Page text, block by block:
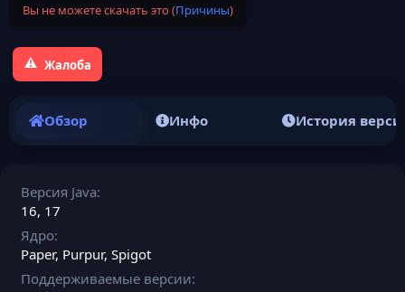
Вы не можете скачать это (Причины)
Жалоба
Обзор Инфо История
Версия Java
16 17
Ядро
Paper Purpur Spigot
Поддерживаемые версии